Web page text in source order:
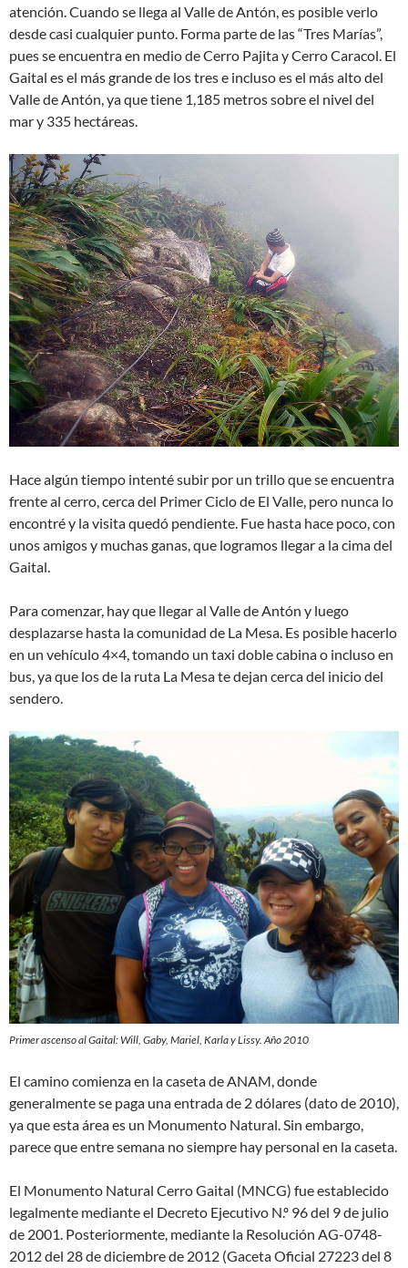
atención. Cuando se llega al Valle de Antón, es posible verlo
desde casi cualquier punto. Forma parte de las “Tres Marías”,
pues se encuentra en medio de Cerro Pajita y Cerro Caracol. El
Gaital es el más grande de los tres e incluso es el más alto del
Valle de Antón, ya que tiene 1,185 metros sobre el nivel del
mar y 335 hectáreas.
Hace algún tiempo intenté subir por un trillo que se encuentra
frente al cerro, cerca del Primer Ciclo de El Valle, pero nunca lo
encontré y la visita quedó pendiente. Fue hasta hace poco, con
unos amigos y muchas ganas, que logramos llegar a la cima del
Gaital.
Para comenzar, hay que llegar al Valle de Antón y luego
desplazarse hasta la comunidad de La Mesa. Es posible hacerlo
en un vehículo 4×4, tomando un taxi doble cabina o incluso en
bus, ya que los de la ruta La Mesa te dejan cerca del inicio del
sendero.
Primer ascenso al Gaital: Will, Gaby, Mariel, Karla y Lissy. Año 2010
El camino comienza en la caseta de ANAM, donde
generalmente se paga una entrada de 2 dólares (dato de 2010),
ya que esta área es un Monumento Natural. Sin embargo,
parece que entre semana no siempre hay personal en la caseta.
El Monumento Natural Cerro Gaital (MNCG) fue establecido
legalmente mediante el Decreto Ejecutivo N.º 96 del 9 de julio
de 2001. Posteriormente, mediante la Resolución AG-0748-
2012 del 28 de diciembre de 2012 (Gaceta Oficial 27223 del 8